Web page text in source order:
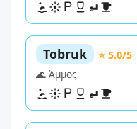
Tobruk
⭐ 5.0/5
🌊 Άμμος